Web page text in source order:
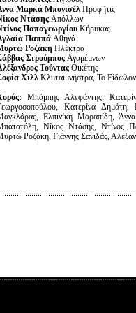
Μαρκά Μπονισέλ Προφήτις
Ντάσης Απόλλων
Παπαγεωργίου Κήρυκας
Παππά Αθηνά
Ροζάκη Ηλέκτρα
Στρούμπος Αγαμέμνων
Τούντας Οικέτης
Χιλλ Κλυταιμνήστρα, Το
Μπάμπης Αλεφάντης,
Κατερίνα
Ελπινίκη Μαραπίδη,
Νίκος Ντάσης, Ντίνος
Ροζάκη, Γιάννης Σανιδάς,